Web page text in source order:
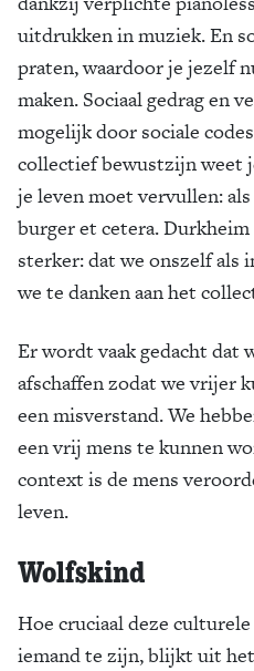
uitdrukken in muziek. En
praten, waardoor je jezelf
maken. Sociaal gedrag en
mogelijk door sociale
collectief bewustzijn weet
je leven moet vervullen:
burger et cetera.
sterker: dat we onszelf als
we te danken aan het
Er wordt vaak gedacht dat
afschaffen zodat we vrijer
een misverstand. We
een vrij mens te kunnen
context is de mens
leven.
Wolfskind
Hoe cruciaal deze
iemand te zijn, blijkt uit